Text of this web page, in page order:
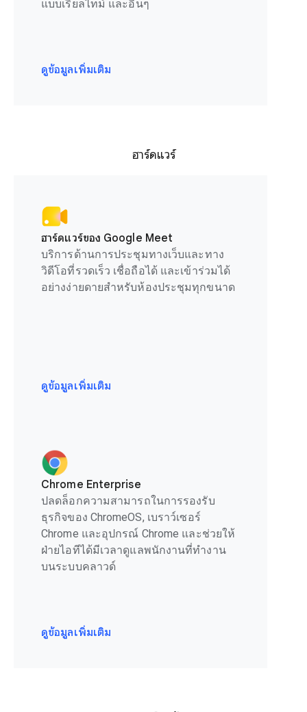
แบบเรียลไทม์ และอื่นๆ
ดูข้อมูลเพิ่มเติม
ฮาร์ดแวร์
ฮาร์ดแวร์ของ Google Meet
บริการด้านการประชุมทางเว็บและทาง
วิดีโอที่รวดเร็ว เชื่อถือได้ และเข้าร่วมได้
อย่างง่ายดายสำหรับห้องประชุมทุกขนาด
ดูข้อมูลเพิ่มเติม
Chrome Enterprise
ปลดล็อกความสามารถในการรองรับ
ธุรกิจของ ChromeOS, เบราว์เซอร์
Chrome และอุปกรณ์ Chrome และช่วยให้
ฝ่ายไอทีได้มีเวลาดูแลพนักงานที่ทำงาน
บนระบบคลาวด์
ดูข้อมูลเพิ่มเติม